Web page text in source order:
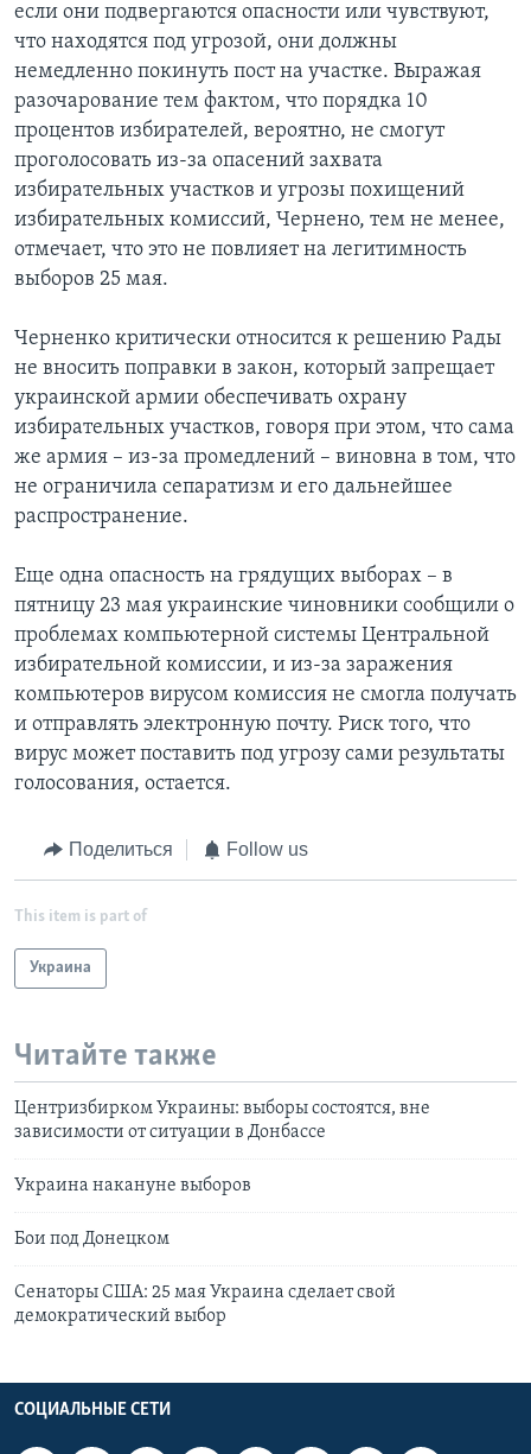
если они подвергаются опасности или чувствуют,
что находятся под угрозой, они должны
немедленно покинуть пост на участке. Выражая
разочарование тем фактом, что порядка 10
процентов избирателей, вероятно, не смогут
проголосовать из-за опасений захвата
избирательных участков и угрозы похищений
избирательных комиссий, Чернено, тем не менее,
отмечает, что это не повлияет на легитимность
выборов 25 мая.
Черненко критически относится к решению Рады
не вносить поправки в закон, который запрещает
украинской армии обеспечивать охрану
избирательных участков, говоря при этом, что сама
же армия – из-за промедлений – виновна в том, что
не ограничила сепаратизм и его дальнейшее
распространение.
Еще одна опасность на грядущих выборах – в
пятницу 23 мая украинские чиновники сообщили о
проблемах компьютерной системы Центральной
избирательной комиссии, и из-за заражения
компьютеров вирусом комиссия не смогла получать
и отправлять электронную почту. Риск того, что
вирус может поставить под угрозу сами результаты
голосования, остается.
Поделиться Follow us
This item is part of
Украина
Читайте также
Центризбирком Украины: выборы состоятся, вне
зависимости от ситуации в Донбассе
Украина накануне выборов
Бои под Донецком
Сенаторы США: 25 мая Украина сделает свой
демократический выбор
СОЦИАЛЬНЫЕ СЕТИ